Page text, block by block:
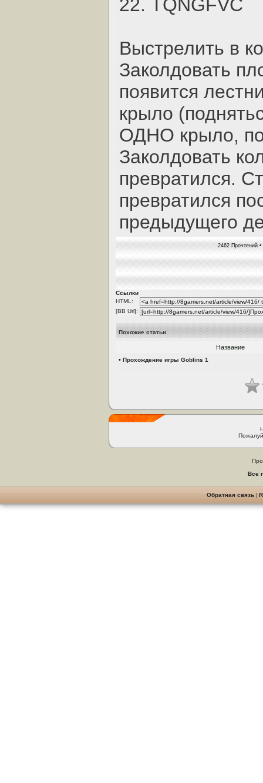
22. TQNGFVC
Выстрелить в
Заколдовать
появится
крыло
ОДHО крыло,
Заколдовать
превратился.
превратился
предыдущего
2462 Прочтений
Ссылки
HTML:
[BB Url]:
Похожие статьи
Название
• Прохождение игры Goblins 1
Все
Обратная связь